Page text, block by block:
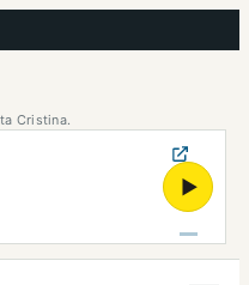
Cristina.
▶